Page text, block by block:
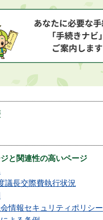
と 関連性の高いページ
議長交際費執行状況
情報セキュリティポリシー